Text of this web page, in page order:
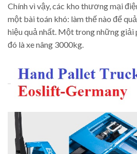
Chính vì vậy, các kho thương mại
một bài toán khó: làm thế nào để
hiệu quả nhất. Một trong những giải
đó là xe nâng 3000kg.